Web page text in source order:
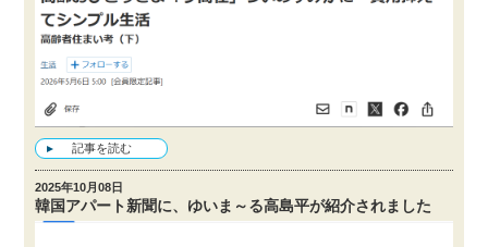
記事を読む
2025年10月08日
韓国アパート新聞に、ゆいま～る高島平が紹介されました